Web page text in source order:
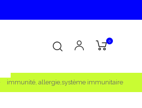
0
immunité, allergie,système immunitaire